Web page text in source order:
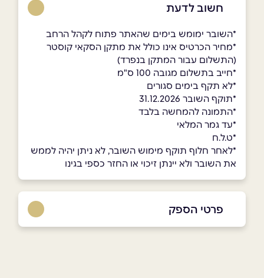
חשוב לדעת
*השובר ימומש בימים שהאתר פתוח לקהל הרחב
*מחיר הכרטיס אינו כולל את מתקן הסקאי קוסטר
(התשלום עבור המתקן בנפרד)
*חייב בתשלום מגובה 100 ס"מ
*לא תקף בימים סגורים
*תוקף השובר 31.12.2026
*התמונה להמחשה בלבד
*עד גמר המלאי
*ט.ל.ח
*לאחר חלוף תוקף מימוש השובר, לא ניתן יהיה לממש
את השובר ולא יינתן זיכוי או החזר כספי בגינו
פרטי הספק